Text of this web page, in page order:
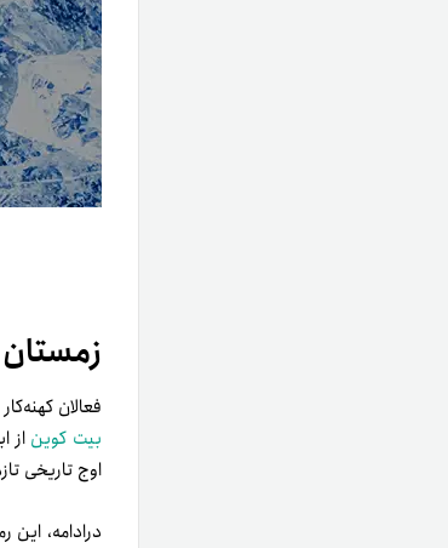
فعالان
بیت کوین
اوج تاریخی تازه‌ای در محدوده ۲۰هزار دلار،